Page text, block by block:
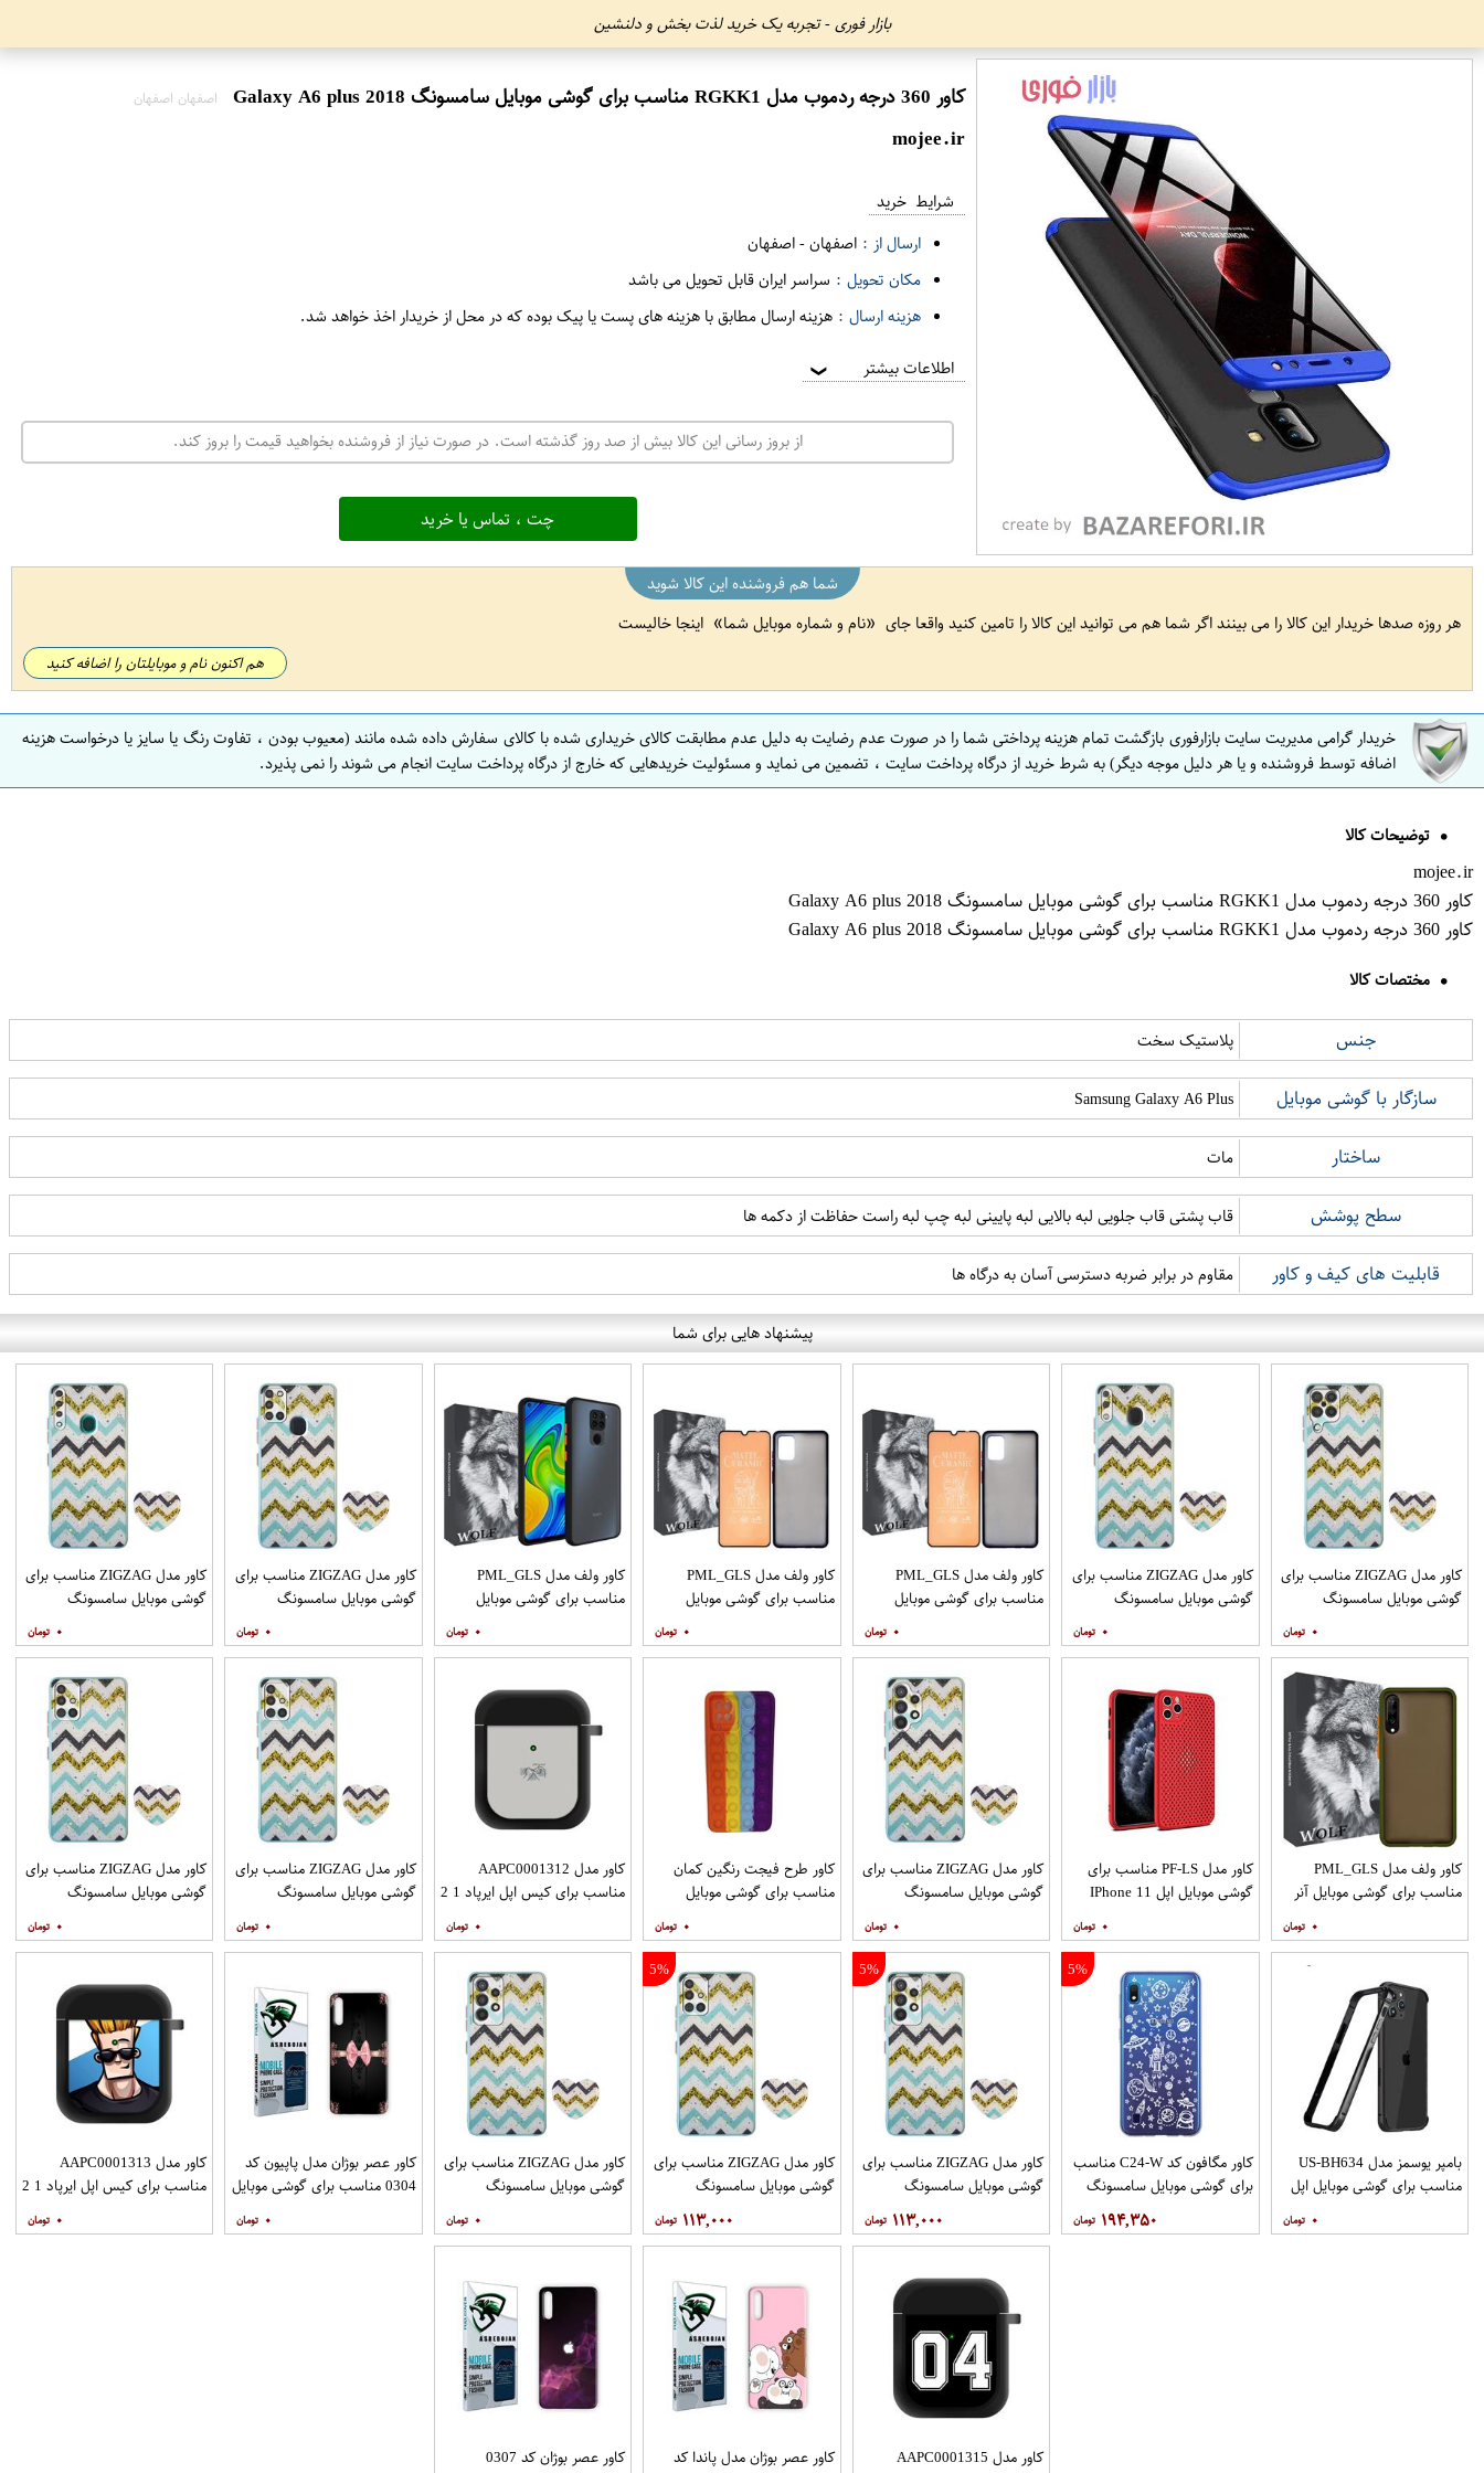
بازار فوری - تجربه یک خرید لذت بخش و دلنشین
کاور 360 درجه ردموب مدل RGKK1 مناسب برای گوشی موبایل سامسونگ Galaxy A6 plus 2018 اصفهان اصفهان
mojee.ir
شرایط خرید
ارسال از : اصفهان-اصفهان
مکان تحویل : سراسر ایران قابل تحویل می باشد
هزینه ارسال : هزینه ارسال مطابق با هزینه های پست یا پیک بوده که در محل از خریدار اخذ خواهد شد.
اطلاعات بیشتر ❯
از بروز رسانی این کالا بیش از صد روز گذشته است. در صورت نیاز از فروشنده بخواهید قیمت را بروز کند.
چت ، تماس یا خرید
شما هم فروشنده این کالا شوید
هر روزه صدها خریدار این کالا را می بینند اگر شما هم می توانید این کالا را تامین کنید واقعا جای
نام و شماره موبایل شما اینجا خالیست
هم اکنون نام و موبایلتان را اضافه کنید
خریدار گرامی مدیریت سایت بازارفوری بازگشت تمام هزینه پرداختی شما را در صورت عدم رضایت به دلیل عدم مطابقت کالای خریداری شده با کالای سفارش داده شده مانند (معیوب بودن ، تفاوت رنگ یا سایز یا درخواست هزینه
اضافه توسط فروشنده و یا هر دلیل موجه دیگر) به شرط خرید از درگاه پرداخت سایت ، تضمین می نماید و مسئولیت خریدهایی که خارج از درگاه پرداخت سایت انجام می شوند را نمی پذیرد.
توضیحات کالا
mojee.ir
کاور 360 درجه ردموب مدل RGKK1 مناسب برای گوشی موبایل سامسونگ Galaxy A6 plus 2018
کاور 360 درجه ردموب مدل RGKK1 مناسب برای گوشی موبایل سامسونگ Galaxy A6 plus 2018
مختصات کالا
جنس پلاستیک سخت
سازگار با گوشی موبایل Samsung Galaxy A6 Plus
ساختار مات
سطح پوشش قاب پشتی قاب جلویی لبه بالایی لبه پایینی لبه چپ لبه راست حفاظت از دکمه ها
قابلیت های کیف و کاور مقاوم در برابر ضربه دسترسی آسان به درگاه ها
پیشنهاد هایی برای شما
کاور مدل ZIGZAG مناسب برای
گوشی موبایل سامسونگ
نگهدارنده
۰
کاور مدل ZIGZAG مناسب برای
گوشی موبایل سامسونگ
همراه پایه نگهدارنده
۰
کاور ولف مدل PML_GLS
مناسب برای گوشی موبایل
همراه محافظ صفحه نمایش
۰
کاور ولف مدل PML_GLS
مناسب برای گوشی موبایل
همراه محافظ صفحه نمایش
۰
کاور ولف مدل PML_GLS
مناسب برای گوشی موبایل
۰
کاور مدل ZIGZAG مناسب برای
گوشی موبایل سامسونگ
نگهدارنده
۰
کاور مدل ZIGZAG مناسب برای
گوشی موبایل سامسونگ
نگهدارنده
۰
کاور ولف مدل PML_GLS
مناسب برای گوشی موبایل آنر
۰
کاور مدل PF-LS مناسب برای
گوشی موبایل اپل IPhone 11
۰
کاور مدل ZIGZAG مناسب برای
گوشی موبایل سامسونگ
نگهدارنده
۰
کاور طرح فیجت رنگین کمان
مناسب برای گوشی موبایل
۰
کاور مدل AAPC0001312
مناسب برای کیس اپل ایرپاد 1 2
۰
کاور مدل ZIGZAG مناسب برای
گوشی موبایل سامسونگ
نگهدارنده
۰
کاور مدل ZIGZAG مناسب برای
گوشی موبایل سامسونگ
نگهدارنده
۰
بامپر یوسمز مدل US-BH634
مناسب برای گوشی موبایل اپل
۰
5%
کاور مگافون کد C24-W مناسب
برای گوشی موبایل سامسونگ
۱۹۴,۳۵۰
5%
کاور مدل ZIGZAG مناسب برای
گوشی موبایل سامسونگ
Galaxy A72 به همراه پایه
نگهدارنده
۱۱۳,۰۰۰
5%
کاور مدل ZIGZAG مناسب برای
گوشی موبایل سامسونگ
Galaxy A71 به همراه پایه
نگهدارنده
۱۱۳,۰۰۰
کاور مدل ZIGZAG مناسب برای
گوشی موبایل سامسونگ
پایه نگهدارنده
۰
کاور عصر بوژان مدل پاپیون کد
0304 مناسب برای گوشی موبایل
۰
کاور مدل AAPC0001313
مناسب برای کیس اپل ایرپاد 1 2
۰
کاور مدل AAPC0001315
کاور عصر بوژان مدل پاندا کد
کاور عصر بوژان کد 0307